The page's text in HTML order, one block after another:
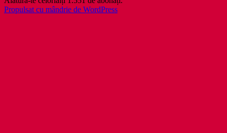
Propulsat cu mândrie de WordPress